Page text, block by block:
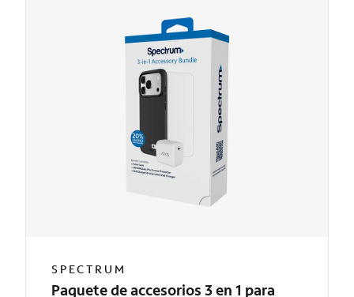
SPECTRUM
Paquete de accesorios 3 en 1 para